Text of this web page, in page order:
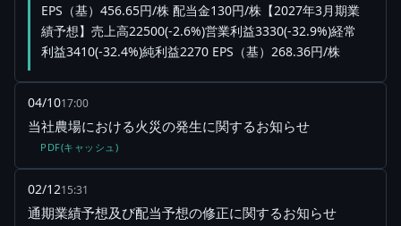
EPS（基）456.65円/株 配当金130円/株【2027年3月期業
績予想】売上高22500(-2.6%)営業利益3330(-32.9%)経常
利益3410(-32.4%)純利益2270 EPS（基）268.36円/株
04/1017:00
当社農場における火災の発生に関するお知らせ
PDF(キャッシュ)
02/1215:31
通期業績予想及び配当予想の修正に関するお知らせ